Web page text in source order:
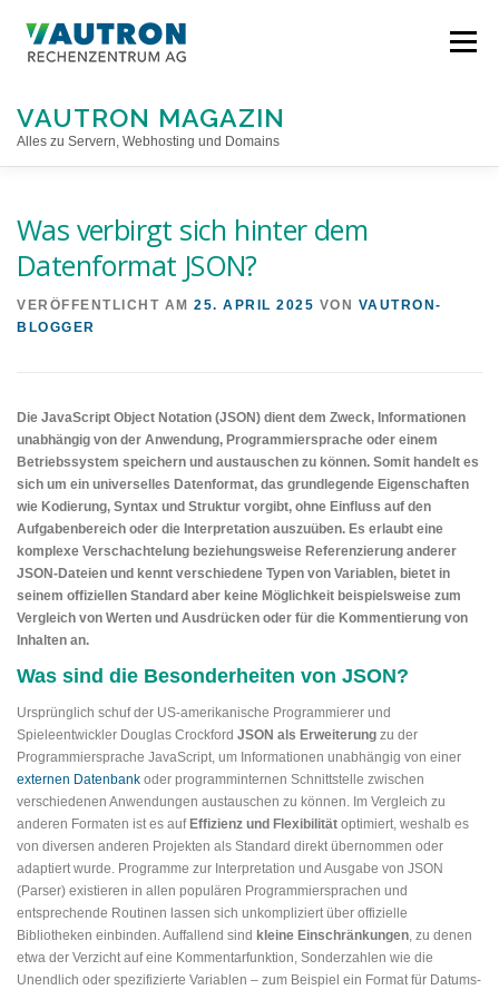
Inhalt
VAUTRON MAGAZIN
Alles zu Servern, Webhosting und Domains
Menü
Was verbirgt sich hinter dem
Datenformat JSON?
VERÖFFENTLICHT AM 25. APRIL 2025 VON VAUTRON-
BLOGGER
Die JavaScript Object Notation (JSON) dient dem Zweck, Informationen
unabhängig von der Anwendung, Programmiersprache oder einem
Betriebssystem speichern und austauschen zu können. Somit handelt es
sich um ein universelles Datenformat, das grundlegende Eigenschaften
wie Kodierung, Syntax und Struktur vorgibt, ohne Einfluss auf den
Aufgabenbereich oder die Interpretation auszuüben. Es erlaubt eine
komplexe Verschachtelung beziehungsweise Referenzierung anderer
JSON-Dateien und kennt verschiedene Typen von Variablen, bietet in
seinem offiziellen Standard aber keine Möglichkeit beispielsweise zum
Vergleich von Werten und Ausdrücken oder für die Kommentierung von
Inhalten an.
Was sind die Besonderheiten von JSON?
Ursprünglich schuf der US-amerikanische Programmierer und
Spieleentwickler Douglas Crockford JSON als Erweiterung zu der
Programmiersprache JavaScript, um Informationen unabhängig von einer
externen Datenbank oder programminternen Schnittstelle zwischen
verschiedenen Anwendungen austauschen zu können. Im Vergleich zu
anderen Formaten ist es auf Effizienz und Flexibilität optimiert, weshalb es
von diversen anderen Projekten als Standard direkt übernommen oder
adaptiert wurde. Programme zur Interpretation und Ausgabe von JSON
(Parser) existieren in allen populären Programmiersprachen und
entsprechende Routinen lassen sich unkompliziert über offizielle
Bibliotheken einbinden. Auffallend sind kleine Einschränkungen, zu denen
etwa der Verzicht auf eine Kommentarfunktion, Sonderzahlen wie die
Unendlich oder spezifizierte Variablen – zum Beispiel ein Format für Datums-